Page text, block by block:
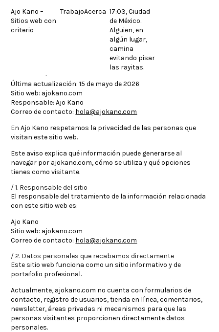
content
Ajo Kano –
Sitios web con
criterio
TrabajoAcerca 17:03, Ciudad
de México.
Alguien, en
algún lugar,
camina
evitando pisar
las rayitas.
Última actualización: 15 de mayo de 2026
Sitio web: ajokano.com
Responsable: Ajo Kano
Correo de contacto: hola@ajokano.com
EnAjo Kano respetamos la privacidad de las personas que
visitan este sitio web.
Este aviso explica qué información puede generarse al
navegar por ajokano.com, cómo se utiliza y qué opciones
tienes como visitante.
1. Responsable del sitio
El responsable del tratamiento de la información relacionada
con este sitio web es:
Ajo Kano
Sitio web: ajokano.com
Correo de contacto: hola@ajokano.com
2. Datos personales que recabamos directamente
Este sitio web funciona como un sitio informativo y de
portafolio profesional.
Actualmente, ajokano.com no cuenta con formularios de
contacto, registro de usuarios, tienda en línea, comentarios,
newsletter, áreas privadas ni mecanismos para que las
personas visitantes proporcionen directamente datos
personales.